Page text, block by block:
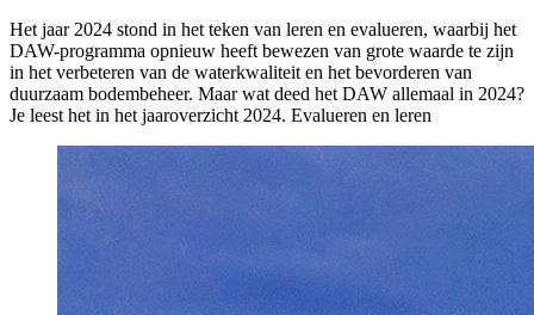
Het jaar 2024 stond in het teken van leren en evalueren, waarbij het
DAW-programma opnieuw heeft bewezen van grote waarde te zijn
in het verbeteren van de waterkwaliteit en het bevorderen van
duurzaam bodembeheer. Maar wat deed het DAW allemaal in 2024?
Je leest het in het jaaroverzicht 2024. Evalueren en leren